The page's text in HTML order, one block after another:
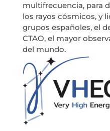
multifrecuencia, para
los rayos cósmicos, y
grupos españoles, el
CTAO, el mayor
del mundo.